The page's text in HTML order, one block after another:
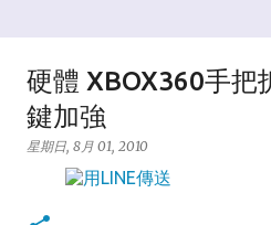
硬體 XBOX360手把
鍵加強
星期日, 8月 01, 2010